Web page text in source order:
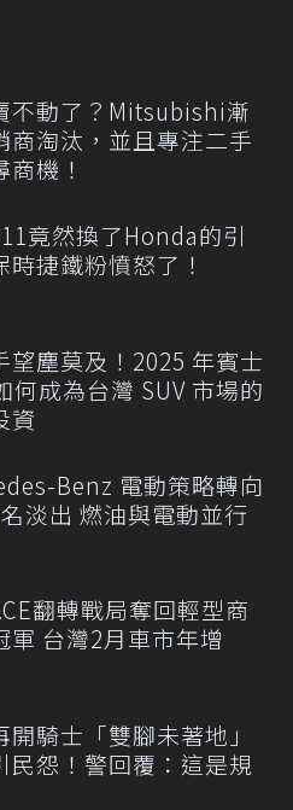
不動了？Mitsubishi漸
商淘汰，並且專注二手
商機！
竟然換了Honda的引
時捷鐵粉憤怒了！
望塵莫及！2025 年賓士
何成為台灣 SUV 市場的
資
Benz 電動策略轉向
淡出 燃油與電動並行
翻轉戰局奪回輕型商
軍 台灣2月車市年增
開騎士「雙腳未著地」
民怨！警回覆：這是規